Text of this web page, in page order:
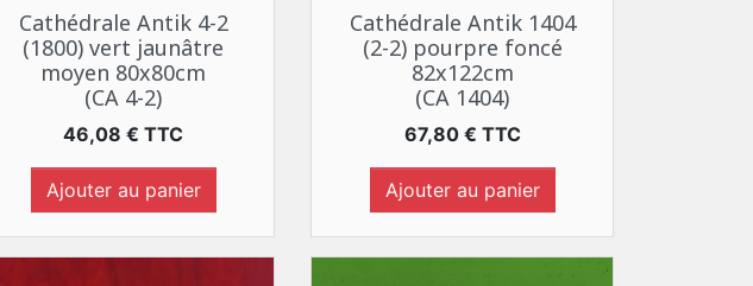
Aperçu rapide
Cathédrale Antik 4-2
(1800) vert jaunâtre
moyen 80x80cm
(CA 4-2)
Prix
46,08 € TTC
Ajouter au panier
 Aperçu rapide
Cathédrale Antik 1404
(2-2) pourpre foncé
82x122cm
(CA 1404)
Prix
67,80 € TTC
Ajouter au panier